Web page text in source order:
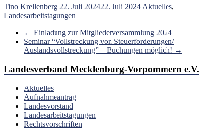
Tino Krellenberg 22. Juli 202422. Juli 2024 Aktuelles,
Landesarbeitstagungen
← Einladung zur Mitgliederversammlung 2024
Seminar “Vollstreckung von Steuerforderungen/
Auslandsvollstreckung” – Buchungen möglich! →
Landesverband Mecklenburg-Vorpommern e.V.
Aktuelles
Aufnahmeantrag
Landesvorstand
Landesarbeitstagungen
Rechtsvorschriften